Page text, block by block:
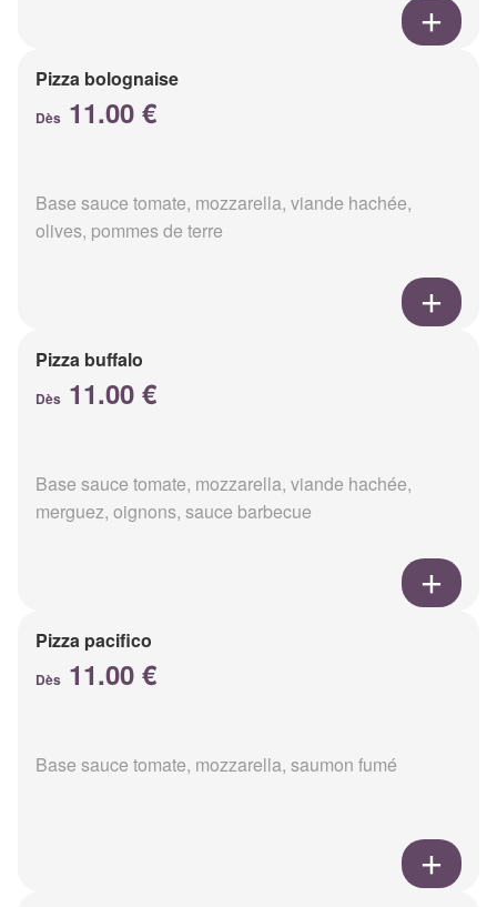
Pizza bolognaise
Dès 11.00 €
Base sauce tomate, mozzarella, viande hachée,
olives, pommes de terre
Pizza buffalo
Dès 11.00 €
Base sauce tomate, mozzarella, viande hachée,
merguez, oignons, sauce barbecue
Pizza pacifico
Dès 11.00 €
Base sauce tomate, mozzarella, saumon fumé